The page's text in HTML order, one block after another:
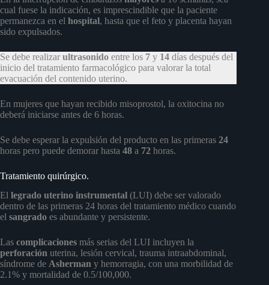
cual fuese la indicación, es imprescindible que la paciente
permanezca en el hospital, hasta que el feto y placenta hayan
sido expulsados.
Se debe realizar ultrasonido entre los 7 y 14 días después del
inicio del tratamiento farmacológico para valorar la total
evacuación del contenido uterino.
En mujeres que hayan recibido misoprostol, la oxitocina no
deberá iniciarse antes de 6 horas.
Se debe esperar la expulsión del producto en las primeras 24
horas pero puede demorar hasta 48 a 72 horas.
Tratamiento quirúrgico.
El legrado uterino instrumental (LUI) debe ser valorado
dentro de las primeras 24 horas del tratamiento médico cuando
el sangrado es abundante y persistente.
Las complicaciones más serias del LUI incluyen la
perforación uterina, lesión cervical, trauma intraabdominal,
síndrome de Asherman y hemorragia, con una morbilidad de
2.1% y mortalidad de 0.5/100,000.